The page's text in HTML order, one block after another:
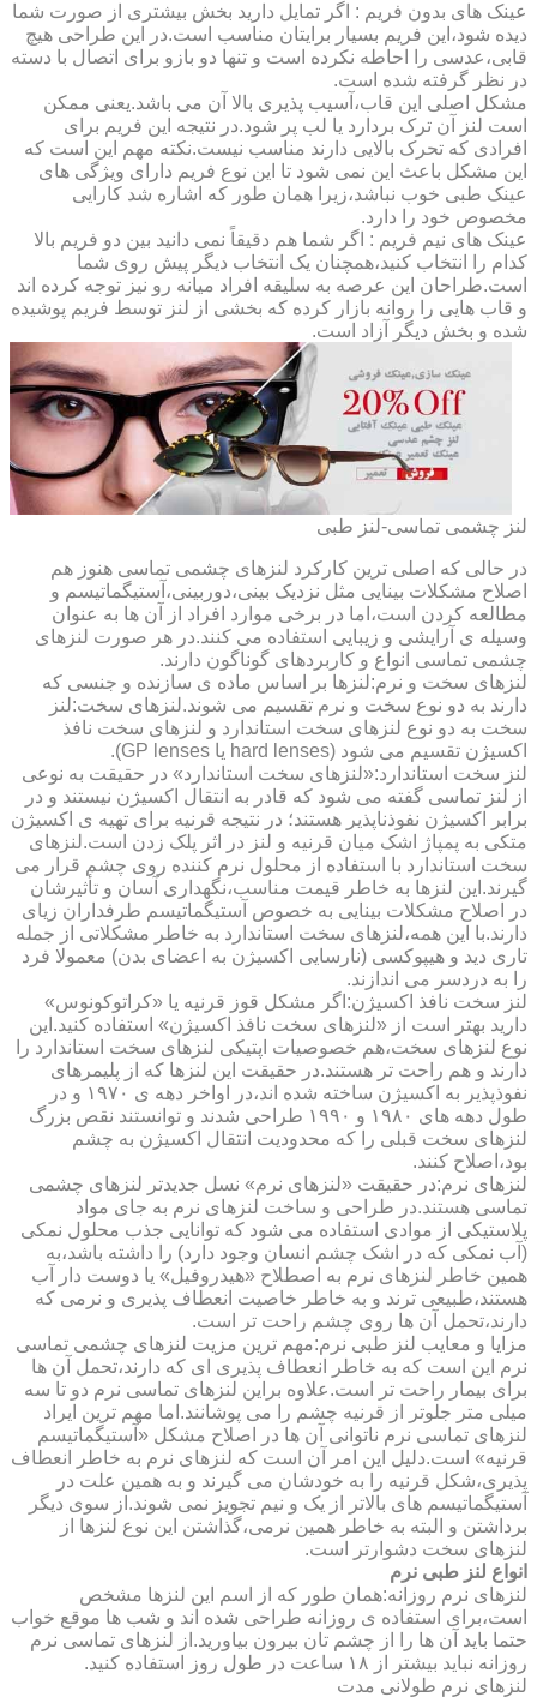
عینک های بدون فریم : اگر تمایل دارید بخش بیشتری از صورت شما
دیده شود،این فریم بسیار برایتان مناسب است.در این طراحی هیچ
قابی،عدسی را احاطه نکرده است و تنها دو بازو برای اتصال با دسته
در نظر گرفته شده است.
مشکل اصلی این قاب،آسیب پذیری بالا آن می باشد.یعنی ممکن
است لنز آن ترک بردارد یا لب پر شود.در نتیجه این فریم برای
افرادی که تحرک بالایی دارند مناسب نیست.نکته مهم این است که
این مشکل باعث این نمی شود تا این نوع فریم دارای ویژگی های
عینک طبی خوب نباشد،زیرا همان طور که اشاره شد کارایی
مخصوص خود را دارد.
عینک های نیم فریم : اگر شما هم دقیقاً نمی دانید بین دو فریم بالا
کدام را انتخاب کنید،همچنان یک انتخاب دیگر پیش روی شما
است.طراحان این عرصه به سلیقه افراد میانه رو نیز توجه کرده اند
و قاب هایی را روانه بازار کرده که بخشی از لنز توسط فریم پوشیده
شده و بخش دیگر آزاد است.
لنز چشمی تماسی-لنز طبی
در حالی که اصلی ترین کارکرد لنزهای چشمی تماسی هنوز هم
اصلاح مشکلات بینایی مثل نزدیک بینی،دوربینی،آستیگماتیسم و
مطالعه کردن است،اما در برخی موارد افراد از آن ها به عنوان
وسیله ی آرایشی و زیبایی استفاده می کنند.در هر صورت لنزهای
چشمی تماسی انواع و کاربردهای گوناگون دارند.
لنزهای سخت و نرم:لنزها بر اساس ماده ی سازنده و جنسی که
دارند به دو نوع سخت و نرم تقسیم می شوند.لنزهای سخت:لنز
سخت به دو نوع لنزهای سخت استاندارد و لنزهای سخت نافذ
اکسیژن تقسیم می شود (hard lenses یا GP lenses).
لنز سخت استاندارد:«لنزهای سخت استاندارد» در حقیقت به نوعی
از لنز تماسی گفته می شود که قادر به انتقال اکسیژن نیستند و در
برابر اکسیژن نفوذناپذیر هستند؛ در نتیجه قرنیه برای تهیه ی اکسیژن
متکی به پمپاژ اشک میان قرنیه و لنز در اثر پلک زدن است.لنزهای
سخت استاندارد با استفاده از محلول نرم کننده روی چشم قرار می
گیرند.این لنزها به خاطر قیمت مناسب،نگهداری آسان و تأثیرشان
در اصلاح مشکلات بینایی به خصوص آستیگماتیسم طرفداران زیای
دارند.با این همه،لنزهای سخت استاندارد به خاطر مشکلاتی از جمله
تاری دید و هیپوکسی (نارسایی اکسیژن به اعضای بدن) معمولا فرد
را به دردسر می اندازند.
لنز سخت نافذ اکسیژن:اگر مشکل قوز قرنیه یا «کراتوکونوس»
دارید بهتر است از «لنزهای سخت نافذ اکسیژن» استفاده کنید.این
نوع لنزهای سخت،هم خصوصیات اپتیکی لنزهای سخت استاندارد را
دارند و هم راحت تر هستند.در حقیقت این لنزها که از پلیمرهای
نفوذپذیر به اکسیژن ساخته شده اند،در اواخر دهه ی ۱۹۷۰ و در
طول دهه های ۱۹۸۰ و ۱۹۹۰ طراحی شدند و توانستند نقص بزرگ
لنزهای سخت قبلی را که محدودیت انتقال اکسیژن به چشم
بود،اصلاح کنند.
لنزهای نرم:در حقیقت «لنزهای نرم» نسل جدیدتر لنزهای چشمی
تماسی هستند.در طراحی و ساخت لنزهای نرم به جای مواد
پلاستیکی از موادی استفاده می شود که توانایی جذب محلول نمکی
(آب نمکی که در اشک چشم انسان وجود دارد) را داشته باشد،به
همین خاطر لنزهای نرم به اصطلاح «هیدروفیل» یا دوست دار آب
هستند،طبیعی ترند و به خاطر خاصیت انعطاف پذیری و نرمی که
دارند،تحمل آن ها روی چشم راحت تر است.
مزایا و معایب لنز طبی نرم:مهم ترین مزیت لنزهای چشمی تماسی
نرم این است که به خاطر انعطاف پذیری ای که دارند،تحمل آن ها
برای بیمار راحت تر است.علاوه براین لنزهای تماسی نرم دو تا سه
میلی متر جلوتر از قرنیه چشم را می پوشانند.اما مهم ترین ایراد
لنزهای تماسی نرم ناتوانی آن ها در اصلاح مشکل «آستیگماتیسم
قرنیه» است.دلیل این امر آن است که لنزهای نرم به خاطر انعطاف
پذیری،شکل قرنیه را به خودشان می گیرند و به همین علت در
آستیگماتیسم های بالاتر از یک و نیم تجویز نمی شوند.از سوی دیگر
برداشتن و البته به خاطر همین نرمی،گذاشتن این نوع لنزها از
لنزهای سخت دشوارتر است.
انواع لنز طبی نرم
لنزهای نرم روزانه:همان طور که از اسم این لنزها مشخص
است،برای استفاده ی روزانه طراحی شده اند و شب ها موقع خواب
حتما باید آن ها را از چشم تان بیرون بیاورید.از لنزهای تماسی نرم
روزانه نباید بیشتر از ۱۸ ساعت در طول روز استفاده کنید.
لنزهای نرم طولانی مدت